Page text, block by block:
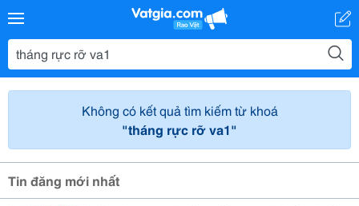
Không có kết quả tìm kiếm từ khoá
"tháng rực rỡ va1"
Tin đăng mới nhất